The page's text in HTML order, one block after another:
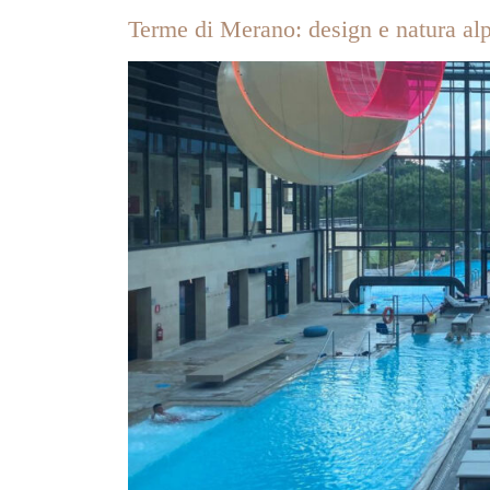
Terme di Merano: design e natura